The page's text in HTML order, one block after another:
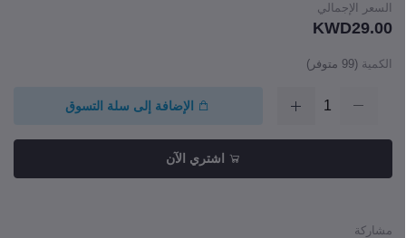
السعر الإجمالي
KWD29.00
الكمية (
99 متوفر)
الإضافة إلى سلة التسوق
اشتري الآن
مشاركة